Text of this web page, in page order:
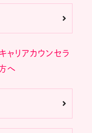
ャリアカウンセラ
へ